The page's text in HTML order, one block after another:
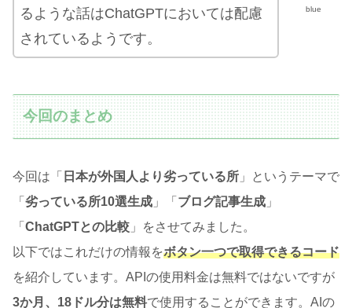
blue
るような話はChatGPTにおいては配慮
されているようです。
今回のまとめ
今回は「 日本が外国人より劣っている所 」というテーマで
「 劣っている所10選生成 」「 ブログ記事生成 」
「 ChatGPTとの比較 」をさせてみました。
以下ではこれだけの情報をボタン一つで取得できるコード
を紹介しています。APIの使用料金は無料ではないですが
3か月、18ドル分は無料で使用することができます。AIの